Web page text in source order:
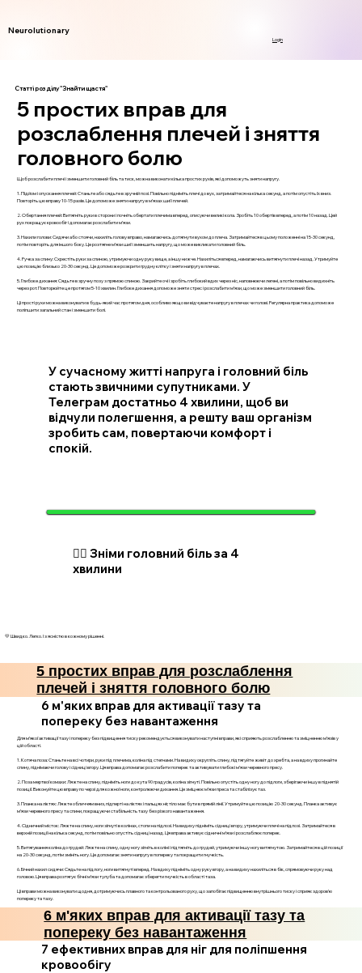
Neurolutionary
Login
Статті розділу "Знайти щастя"
5 простих вправ для
розслаблення плечей і зняття
головного болю
Щоб розслабити плечі і зменшити головний біль та тиск, можна виконати кілька простих рухів, які допоможуть зняти напругу.
1. Підйом і опускання плечей: Станьте або сядьте в зручній позі. Повільно підніміть плечі до вух, затримайтеся на кілька секунд, а потім опустіть їх вниз.
Повторіть цю вправу 10-15 разів. Це допоможе зняти напругу в м’язах шиї і плечей.
2. Обертання плечей: Витягніть руки в сторони і почніть обертати плечима вперед, описуючи великі кола. Зробіть 10 обертів вперед, а потім 10 назад. Цей
рух покращує кровообіг і допомагає розслабити м’язи.
3. Нахили голови: Сидячи або стоячи, нахиліть голову вправо, намагаючись дотягнути вухом до плеча. Затримайтеся в цьому положенні на 15-30 секунд,
потім повторіть для іншого боку. Це розтягне м’язи шиї і зменшить напругу, що може викликати головний біль.
4. Ручка за спину: Схрестіть руки за спиною, утримуючи одну руку вище, а іншу нижче. Нахиліться вперед, намагаючись витягнути плечі назад. Утримуйте
цю позицію близько 20-30 секунд. Це допоможе розкрити грудну клітку і зняти напругу в плечах.
5. Глибоке дихання: Сядьте в зручну позу з прямою спиною. Закрийте очі і зробіть глибокий вдих через ніс, наповнюючи легені, а потім повільно видихніть
через рот. Повторюйте це протягом 5-10 хвилин. Глибоке дихання допоможе зняти стрес і розслабити м’язи, що може зменшити головний біль.
Ці прості рухи можна виконувати в будь-який час протягом дня, особливо якщо ви відчуваєте напругу в плечах чи голові. Регулярна практика допоможе
поліпшити загальний стан і зменшити болі.
У сучасному житті напруга і головний біль
стають звичними супутниками. У
Телеграм достатньо 4 хвилини, щоб ви
відчули полегшення, а решту ваш організм
зробить сам, повертаючи комфорт і
спокій.
💆‍♂️ Зніми головний біль за 4
хвилини
💛 Швидко. Легко. І з ясністю в кожному рішенні.
5 простих вправ для розслаблення
плечей і зняття головного болю
6 м'яких вправ для активації тазу та
попереку без навантаження
Для м’якої активації тазу і попереку без підвищення тиску рекомендується виконувати наступні вправи, які сприяють розслабленню та зміцненню м’язів у
цій області.
1. Котяча поза: Станьте на всі чотири, руки під плечима, коліна під стегнами. На видиху округліть спину, підтягуйте живіт до хребта, а на вдиху прогинайте
спину, піднімаючи голову і сідниці вгору. Ця вправа допомагає розслабити поперек та активувати глибокі м’язи черевного пресу.
2. Поза мертвої комахи: Ляжте на спину, підніміть ноги до кута 90 градусів, коліна зігнуті. Повільно опустіть одну ногу до підлоги, зберігаючи іншу в піднятій
позиції. Виконуйте цю вправу по черзі для кожної ноги, контролюючи дихання. Це зміцнює м’язи преса та стабілізує таз.
3. Планка на ліктях: Ляжте обличчям вниз, підперті на ліктях і пальцях ніг, тіло має бути в прямій лінії. Утримуйте цю позицію 20-30 секунд. Планка активує
м’язи черевного пресу та спини, покращуючи стабільність тазу без різкого навантаження.
4. Сідничний місток: Ляжте на спину, ноги зігнуті в колінах, стопи на підлозі. На видиху підніміть сідниці вгору, утримуючи плечі на підлозі. Затримайтеся в
верхній позиції на кілька секунд, потім повільно опустіть сідниці назад. Ця вправа активує сідничні м’язи і розслаблює поперек.
5. Витягування коліна до грудей: Ляжте на спину, одну ногу зігніть в коліні і підтягніть до грудей, утримуючи іншу ногу витягнутою. Затримайтеся в цій позиції
на 20-30 секунд, потім змініть ногу. Це допомагає зняти напругу в попереку та покращити гнучкість.
6. Бічний нахил сидячи: Сядьте на підлогу, ноги витягнуті вперед. На вдиху підніміть одну руку вгору, а на видиху нахиліться в бік, спрямовуючи руку над
головою. Ця вправа розтягує бічні м’язи тулуба та допомагає зберегти гнучкість в області таза.
Ці вправи можна виконувати щодня, дотримуючись плавного та контрольованого руху, що запобігає підвищенню внутрішнього тиску і сприяє здоров’ю
попереку та тазу.
6 м'яких вправ для активації тазу та
попереку без навантаження
7 ефективних вправ для ніг для поліпшення
кровообігу